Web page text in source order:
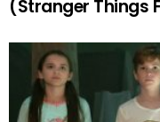
(Stranger Things